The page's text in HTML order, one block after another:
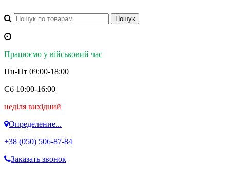
Працюємо у військовий час
Пн-Пт 09:00-18:00
Сб 10:00-16:00
неділя вихідний
Определение...
+38 (050) 506-87-84
Заказать звонок